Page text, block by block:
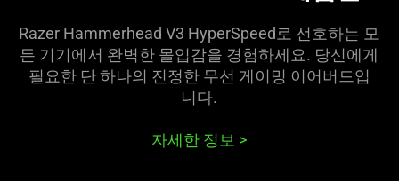
Razer Hammerhead V3 HyperSpeed로 선호하는 모
든 기기에서 완벽한 몰입감을 경험하세요. 당신에게
필요한 단 하나의 진정한 무선 게이밍 이어버드입
니다.
자세한 정보 >